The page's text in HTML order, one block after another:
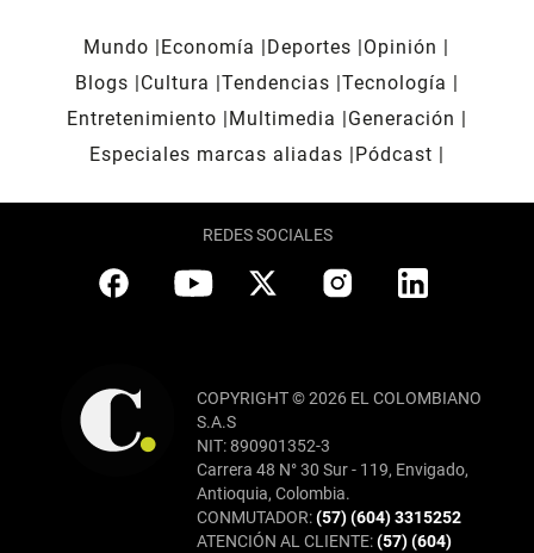
Mundo Economía Deportes
Opinión
Blogs
Cultura Tendencias Tecnología
Entretenimiento
Multimedia
Generación
Especiales marcas aliadas
Pódcast
REDES SOCIALES
COPYRIGHT © 2026 EL COLOMBIANO
S.A.S
NIT: 890901352-3
Carrera 48 N° 30 Sur - 119, Envigado,
Antioquia, Colombia.
CONMUTADOR:(57) (604) 3315252
ATENCIÓN AL CLIENTE:(57) (604)